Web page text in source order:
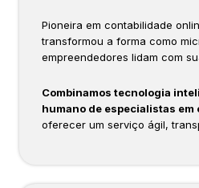
Pioneira em contabilidade
transformou a forma como
empreendedores lidam com
Combinamos tecnologia
humano de especialistas
oferecer um serviço ágil,